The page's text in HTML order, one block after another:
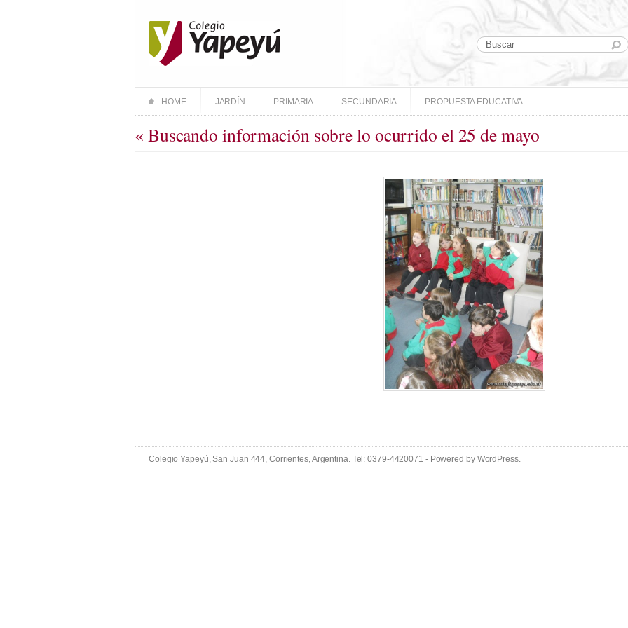
HOME JARDÍN PRIMARIA SECUNDARIA PROPUESTA EDUCATIVA
« Buscando información sobre lo ocurrido el 25 de mayo
Colegio Yapeyú, San Juan 444, Corrientes, Argentina. Tel: 0379-4420071 - Powered by WordPress.